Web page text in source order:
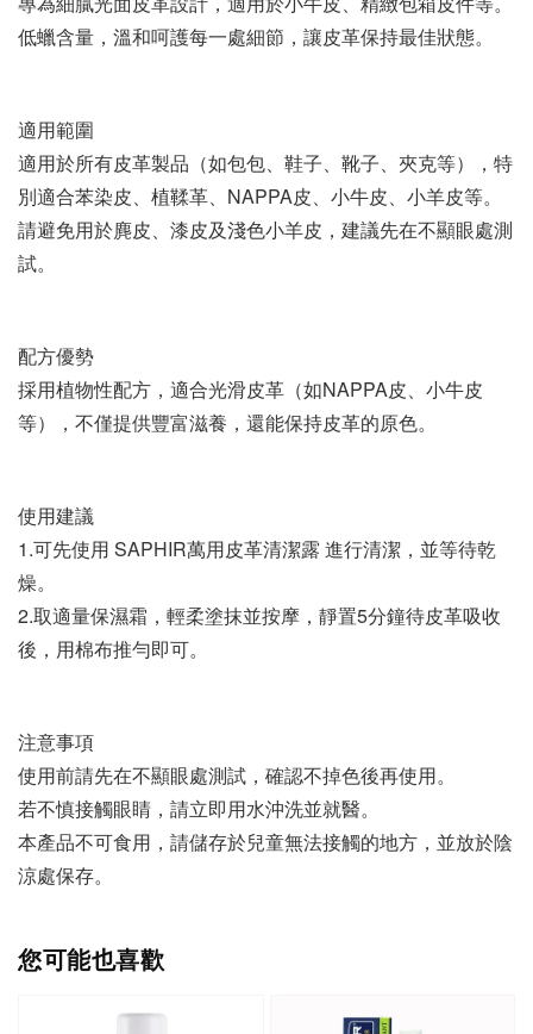
低蠟含量，溫和呵護每一處細節，讓皮革保持最佳狀態。
適用範圍
適用於所有皮革製品（如包包、鞋子、靴子、夾克等），特
別適合苯染皮、植鞣革、NAPPA皮、小牛皮、小羊皮等。
請避免用於麂皮、漆皮及淺色小羊皮，建議先在不顯眼處測
試。
配方優勢
採用植物性配方，適合光滑皮革（如NAPPA皮、小牛皮
等），不僅提供豐富滋養，還能保持皮革的原色。
使用建議
1.可先使用 SAPHIR萬用皮革清潔露 進行清潔，並等待乾
燥。
2.取適量保濕霜，輕柔塗抹並按摩，靜置5分鐘待皮革吸收
後，用棉布推勻即可。
注意事項
使用前請先在不顯眼處測試，確認不掉色後再使用。
若不慎接觸眼睛，請立即用水沖洗並就醫。
本產品不可食用，請儲存於兒童無法接觸的地方，並放於陰
涼處保存。
您可能也喜歡